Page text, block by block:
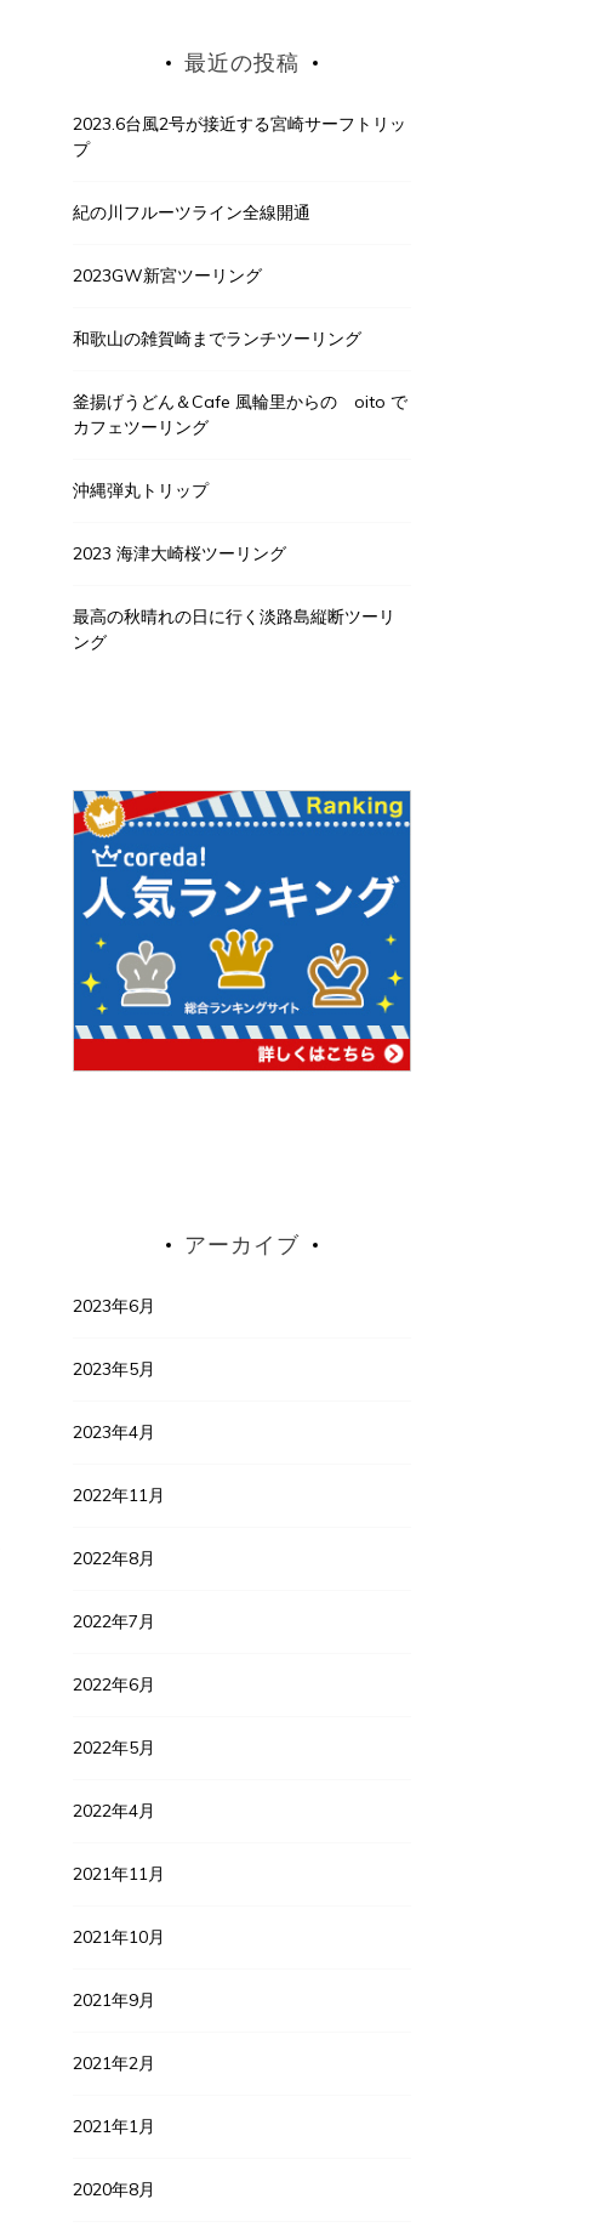
最近の投稿
2023.6台風2号が接近する宮崎サーフトリッ
プ
紀の川フルーツライン全線開通
2023GW新宮ツーリング
和歌山の雑賀崎までランチツーリング
釜揚げうどん＆Cafe 風輪里からの oito で
カフェツーリング
沖縄弾丸トリップ
2023 海津大崎桜ツーリング
最高の秋晴れの日に行く淡路島縦断ツーリ
ング
アーカイブ
2023年6月
2023年5月
2023年4月
2022年11月
2022年8月
2022年7月
2022年6月
2022年5月
2022年4月
2021年11月
2021年10月
2021年9月
2021年2月
2021年1月
2020年8月